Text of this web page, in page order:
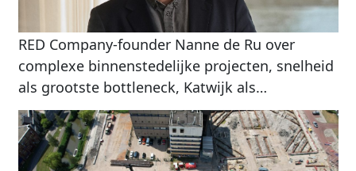
RED Company-founder Nanne de Ru over
complexe binnenstedelijke projecten, snelheid
als grootste bottleneck, Katwijk als
internationale life science-doorbraak en De
Kuip als renovatiecase